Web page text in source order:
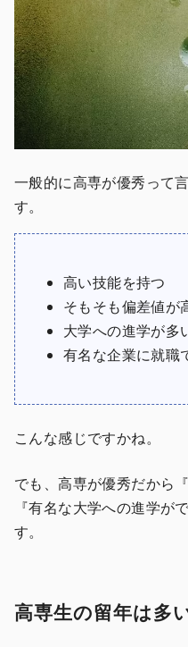
一般的に高専が優秀って
す。
高い技能を持つ
そもそも偏差値が
大学への進学が多
有名な企業に就職
こんな感じですかね。
でも、高専が優秀だから
『有名な大学への進学が
す。
高専生の留年は多